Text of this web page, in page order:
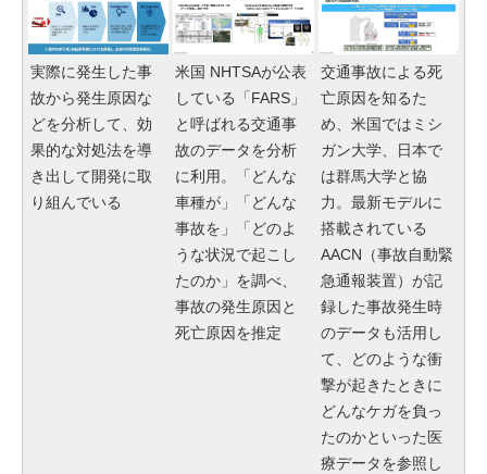
実際に発生した事
故から発生原因な
どを分析して、効
果的な対処法を導
き出して開発に取
り組んでいる
米国 NHTSAが公表
している「FARS」
と呼ばれる交通事
故のデータを分析
に利用。「どんな
車種が」「どんな
事故を」「どのよ
うな状況で起こし
たのか」を調べ、
事故の発生原因と
死亡原因を推定
交通事故による死
亡原因を知るた
め、米国ではミシ
ガン大学、日本で
は群馬大学と協
力。最新モデルに
搭載されている
AACN（事故自動緊
急通報装置）が記
録した事故発生時
のデータも活用し
て、どのような衝
撃が起きたときに
どんなケガを負っ
たのかといった医
療データを参照し